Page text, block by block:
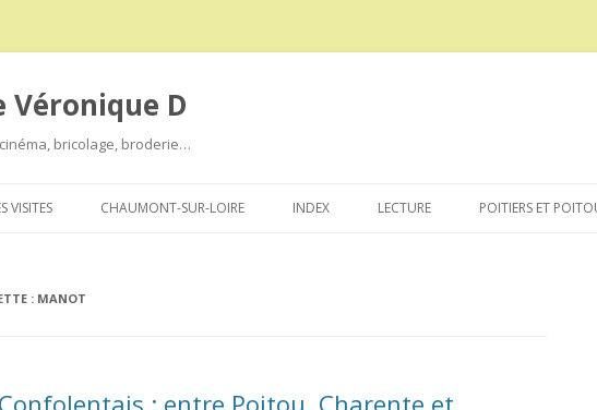
Véronique D
bricolage, broderie…
au
VISITES CHAUMONT-SUR-LOIRE INDEX LECTURE POITIERS ET
: MANOT
: entre Poitou, Charente et